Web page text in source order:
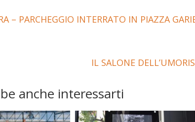
– PARCHEGGIO INTERRATO IN PIAZZA
IL SALONE
anche interessarti